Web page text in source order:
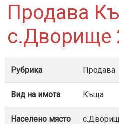
Продава
с.Дворище
Рубрика Продава
Вид на имота Къща
Населено място